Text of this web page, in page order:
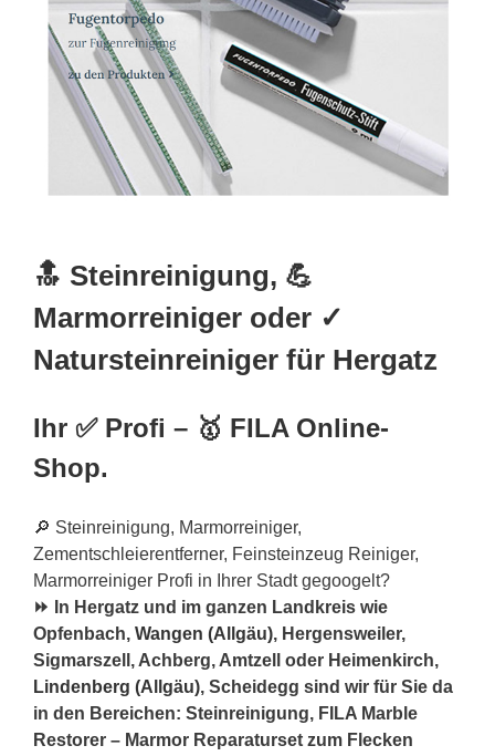
🔝 Steinreinigung, 💪
Marmorreiniger oder ✓
Natursteinreiniger für Hergatz
Ihr ✅ Profi – 🥇 FILA Online-
Shop.
🔎 Steinreinigung, Marmorreiniger,
Zementschleierentferner, Feinsteinzeug Reiniger,
Marmorreiniger Profi in Ihrer Stadt gegoogelt?
⏩ In Hergatz und im ganzen Landkreis wie
Opfenbach, Wangen (Allgäu), Hergensweiler,
Sigmarszell, Achberg, Amtzell oder Heimenkirch,
Lindenberg (Allgäu), Scheidegg sind wir für Sie da
in den Bereichen: Steinreinigung, FILA Marble
Restorer – Marmor Reparaturset zum Flecken